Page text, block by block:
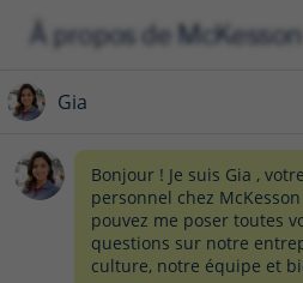
À propos de McKesson
AVIS DE CONFIDENTIALITÉ
FORMULAIRE DE CONFIDENTIALITÉ
PRÉFÉRENCES EN MATIÈRE DE TÉMOINS